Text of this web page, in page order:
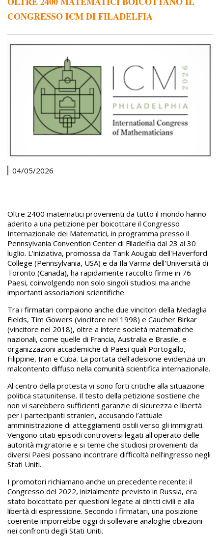
CONGRESSO ICM DI FILADELFIA
04/05/2026
Oltre 2400 matematici provenienti da tutto il mondo hanno
aderito a una petizione per boicottare il Congresso
Internazionale dei Matematici, in programma presso il
Pennsylvania Convention Center di Filadelfia dal 23 al 30
luglio. L'iniziativa, promossa da Tarik Aougab dell'Haverford
College (Pennsylvania, USA) e da Ila Varma dell'Università di
Toronto (Canada), ha rapidamente raccolto firme in 76
Paesi, coinvolgendo non solo singoli studiosi ma anche
importanti associazioni scientifiche.
Tra i firmatari compaiono anche due vincitori della Medaglia
Fields, Tim Gowers (vincitore nel 1998) e Caucher Birkar
(vincitore nel 2018), oltre a intere società matematiche
nazionali, come quelle di Francia, Australia e Brasile, e
organizzazioni accademiche di Paesi quali Portogallo,
Filippine, Iran e Cuba. La portata dell'adesione evidenzia un
malcontento diffuso nella comunità scientifica internazionale.
Al centro della protesta vi sono forti critiche alla situazione
politica statunitense. Il testo della petizione sostiene che
non vi sarebbero sufficienti garanzie di sicurezza e libertà
per i partecipanti stranieri, accusando l’attuale
amministrazione di atteggiamenti ostili verso gli immigrati.
Vengono citati episodi controversi legati all'operato delle
autorità migratorie e si teme che studiosi provenienti da
diversi Paesi possano incontrare difficoltà nell’ingresso negli
Stati Uniti.
I promotori richiamano anche un precedente recente: il
Congresso del 2022, inizialmente previsto in Russia, era
stato boicottato per questioni legate ai diritti civili e alla
libertà di espressione. Secondo i firmatari, una posizione
coerente imporrebbe oggi di sollevare analoghe obiezioni
nei confronti degli Stati Uniti.